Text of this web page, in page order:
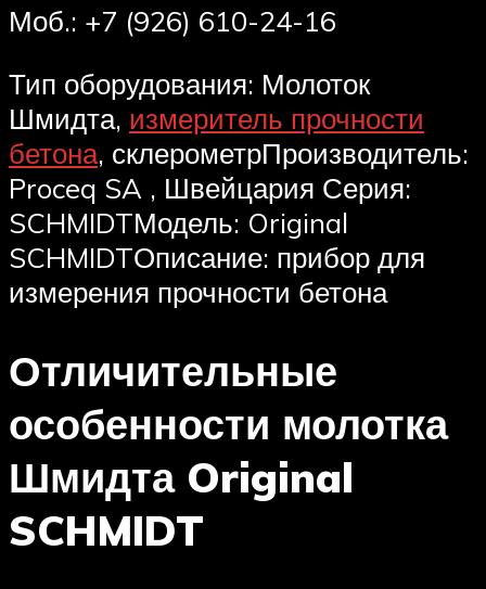
Моб.: +7 (926) 610-24-16
Тип оборудования: Молоток
Шмидта, измеритель прочности
бетона, склерометрПроизводитель:
Proceq SA , Швейцария Серия:
SCHMIDTМодель: Original
SCHMIDTОписание: прибор для
измерения прочности бетона
Отличительные
особенности молотка
Шмидта Original
SCHMIDT